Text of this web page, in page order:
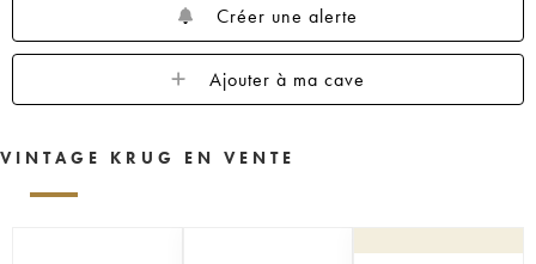
Créer une alerte
Ajouter à ma cave
VINTAGE KRUG EN VENTE